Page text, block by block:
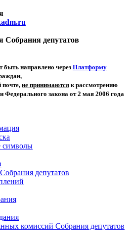
Собрания депутатов
направлено через Платформу
почте, не принимаются к рассмотрению
Федерального закона от 2 мая 2006 года
символы
депутатов
комиссий Собрания депутатов